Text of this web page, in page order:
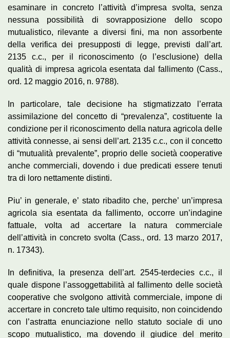
esaminare in concreto l’attività d’impresa svolta, senza
nessuna possibilità di sovrapposizione dello scopo
mutualistico, rilevante a diversi fini, ma non assorbente
della verifica dei presupposti di legge, previsti dall’art.
2135 c.c., per il riconoscimento (o l’esclusione) della
qualità di impresa agricola esentata dal fallimento (Cass.,
ord. 12 maggio 2016, n. 9788).
In particolare, tale decisione ha stigmatizzato l’errata
assimilazione del concetto di “prevalenza”, costituente la
condizione per il riconoscimento della natura agricola delle
attività connesse, ai sensi dell’art. 2135 c.c., con il concetto
di “mutualità prevalente”, proprio delle società cooperative
anche commerciali, dovendo i due predicati essere tenuti
tra di loro nettamente distinti.
Piu’ in generale, e’ stato ribadito che, perche’ un’impresa
agricola sia esentata da fallimento, occorre un’indagine
fattuale, volta ad accertare la natura commerciale
dell’attività in concreto svolta (Cass., ord. 13 marzo 2017,
n. 17343).
In definitiva, la presenza dell’art. 2545-terdecies c.c., il
quale dispone l’assoggettabilità al fallimento delle società
cooperative che svolgono attività commerciale, impone di
accertare in concreto tale ultimo requisito, non coincidendo
con l’astratta enunciazione nello statuto sociale di uno
scopo mutualistico, ma dovendo il giudice del merito